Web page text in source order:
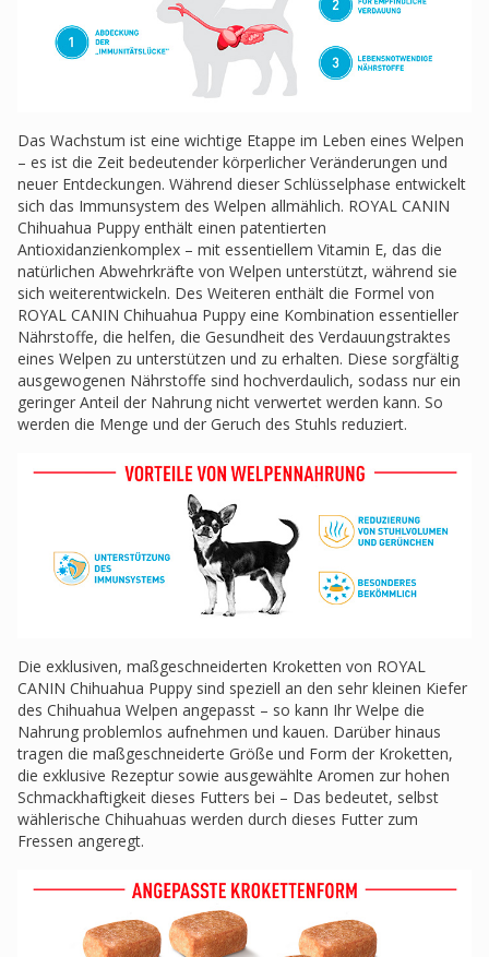
Das Wachstum ist eine wichtige Etappe im Leben eines Welpen
– es ist die Zeit bedeutender körperlicher Veränderungen und
neuer Entdeckungen. Während dieser Schlüsselphase entwickelt
sich das Immunsystem des Welpen allmählich. ROYAL CANIN
Chihuahua Puppy enthält einen patentierten
Antioxidanzienkomplex – mit essentiellem Vitamin E, das die
natürlichen Abwehrkräfte von Welpen unterstützt, während sie
sich weiterentwickeln. Des Weiteren enthält die Formel von
ROYAL CANIN Chihuahua Puppy eine Kombination essentieller
Nährstoffe, die helfen, die Gesundheit des Verdauungstraktes
eines Welpen zu unterstützen und zu erhalten. Diese sorgfältig
ausgewogenen Nährstoffe sind hochverdaulich, sodass nur ein
geringer Anteil der Nahrung nicht verwertet werden kann. So
werden die Menge und der Geruch des Stuhls reduziert.
Die exklusiven, maßgeschneiderten Kroketten von ROYAL
CANIN Chihuahua Puppy sind speziell an den sehr kleinen Kiefer
des Chihuahua Welpen angepasst – so kann Ihr Welpe die
Nahrung problemlos aufnehmen und kauen. Darüber hinaus
tragen die maßgeschneiderte Größe und Form der Kroketten,
die exklusive Rezeptur sowie ausgewählte Aromen zur hohen
Schmackhaftigkeit dieses Futters bei – Das bedeutet, selbst
wählerische Chihuahuas werden durch dieses Futter zum
Fressen angeregt.